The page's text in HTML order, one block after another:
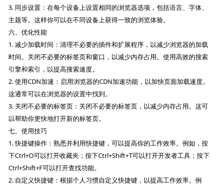
3. 同步设置：在每个设备上设置相同的浏览器选项，包括语言、字体、
主题等。这样你可以在不同设备上获得一致的浏览体验。
六、优化性能
1. 减少加载时间：清理不必要的插件和扩展程序，以减少浏览器的加载
时间。关闭不必要的标签页和窗口，以减少内存占用。使用高效的搜索
引擎和索引，以提高搜索速度。
2. 使用CDN加速：启用浏览器的CDN加速功能，以加快页面加载速度。
这通常可以在浏览器的设置中找到。
3. 关闭不必要的标签页：关闭不必要的标签页，以减少内存占用。这可
以帮助你更快地打开新的标签页。
七、使用技巧
1. 快捷键操作：熟悉并利用快捷键，可以提高你的工作效率。例如，按
下Ctrl+O可以打开收藏夹；按下Ctrl+Shift+T可以打开开发者工具；按下
Ctrl+Shift+F可以打开查找功能。
2. 自定义快捷键：根据个人习惯自定义快捷键，以提高工作效率。例